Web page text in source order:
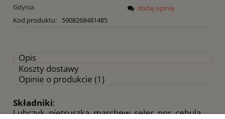
Gdynia
Kod produktu:
5908268481485
dodaj opinię
Opis
Koszty dostawy
Opinie o produkcie (1)
Składniki:
Lubczyk, pietruszka, marchew, seler, por, cebula,